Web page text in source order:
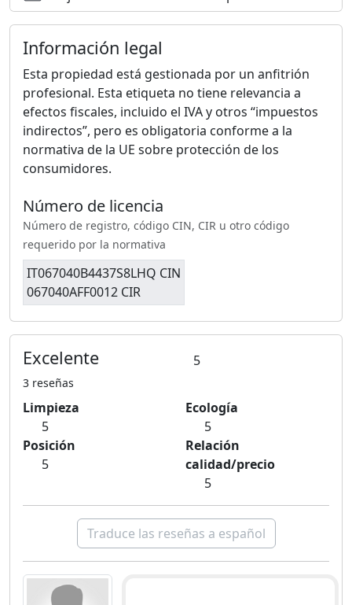
Información legal
Esta propiedad está gestionada por un anfitrión
profesional. Esta etiqueta no tiene relevancia a
efectos fiscales, incluido el IVA y otros “impuestos
indirectos”, pero es obligatoria conforme a la
normativa de la UE sobre protección de los
consumidores.
Número de licencia
Número de registro, código CIN, CIR u otro código
requerido por la normativa
IT067040B4437S8LHQ CIN
067040AFF0012 CIR
Excelente 5
3 reseñas
Limpieza
5
Ecología
5
Posición
5
Relación
calidad/precio
5
Traduce las reseñas a español